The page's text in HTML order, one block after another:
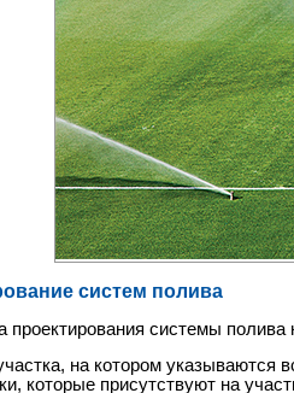
систем полива
проектирования системы
на котором указываются
которые присутствуют на